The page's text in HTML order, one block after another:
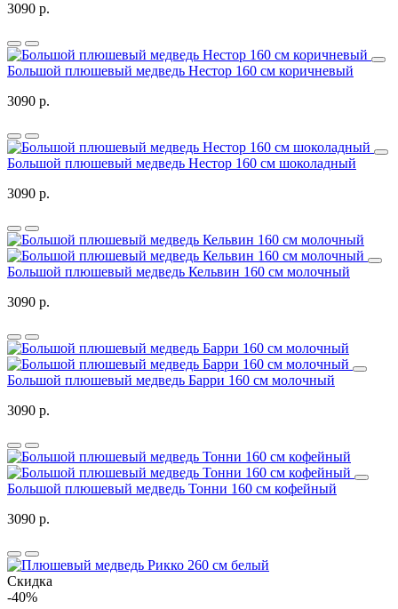
3090 р.
Большой плюшевый медведь Нестор 160 см коричневый
3090 р.
Большой плюшевый медведь Нестор 160 см шоколадный
3090 р.
Большой плюшевый медведь Кельвин 160 см молочный
3090 р.
Большой плюшевый медведь Барри 160 см молочный
3090 р.
Большой плюшевый медведь Тонни 160 см кофейный
3090 р.
Скидка
-40%